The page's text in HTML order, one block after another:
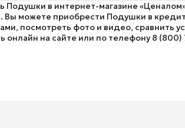
Подушки в интернет-магазине
Вы можете приобрести Подушки в
посмотреть фото и видео, сравнить
онлайн на сайте или по телефону 8